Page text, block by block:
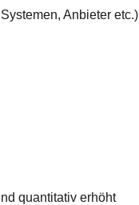
Anbieter etc.)
quantitativ erhöht